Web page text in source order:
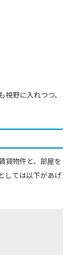
野に入れつつ、
貸物件と、部屋を
しては以下があげ